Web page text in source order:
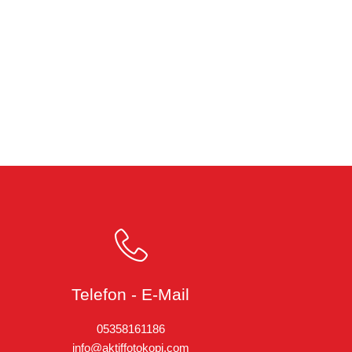
Telefon - E-Mail
05358161186
info@aktiffotokopi.com